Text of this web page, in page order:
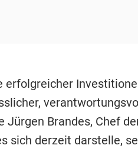
erfolgreicher
Jürgen Brandes, Chef
sich derzeit darstelle,